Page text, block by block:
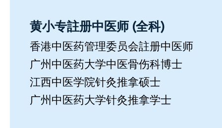
黄小专註册中医师 (全科)
香港中医药管理委员会註册中医师
广州中医药大学中医⻣伤科博士
江西中医学院针灸推拿硕士
广州中医药大学针灸推拿学士